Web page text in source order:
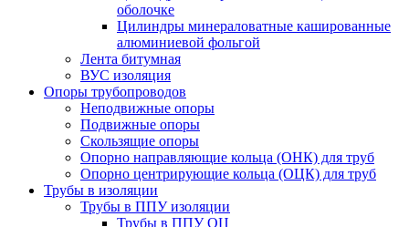
оболочке
Цилиндры минераловатные кашированные
алюминиевой фольгой
Лента битумная
ВУС изоляция
Опоры трубопроводов
Неподвижные опоры
Подвижные опоры
Скользящие опоры
Опорно направляющие кольца (ОНК) для труб
Опорно центрирующие кольца (ОЦК) для труб
Трубы в изоляции
Трубы в ППУ изоляции
Трубы в ППУ ОЦ